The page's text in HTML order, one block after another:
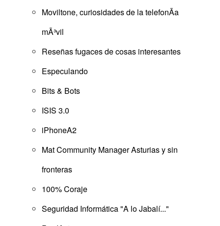
Moviltone, curiosidades de la telefonÃ­a
mÃ³vil
Reseñas fugaces de cosas interesantes
Especulando
Bits & Bots
ISIS 3.0
iPhoneA2
Mat Community Manager Asturias y sin
fronteras
100% Coraje
Seguridad Informática "A lo Jabalí..."